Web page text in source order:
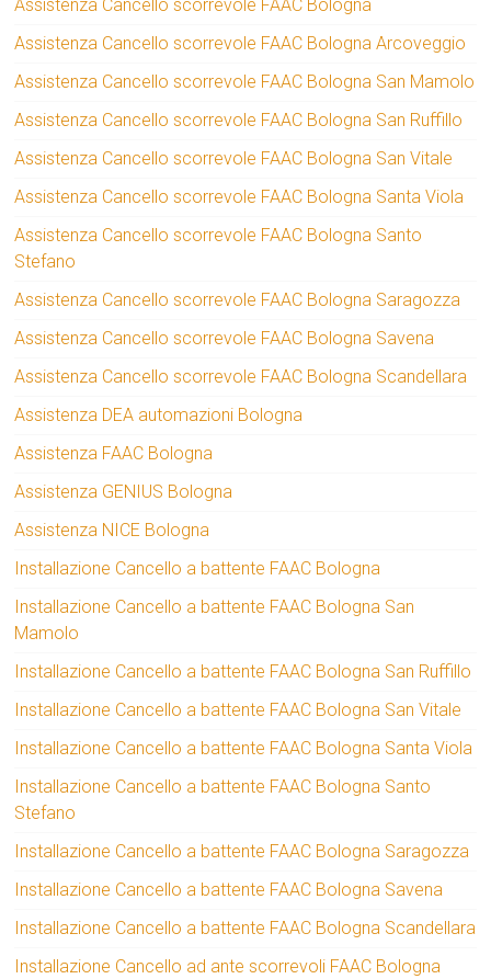
Assistenza Cancello scorrevole FAAC Bologna
Assistenza Cancello scorrevole FAAC Bologna Arcoveggio
Assistenza Cancello scorrevole FAAC Bologna San Mamolo
Assistenza Cancello scorrevole FAAC Bologna San Ruffillo
Assistenza Cancello scorrevole FAAC Bologna San Vitale
Assistenza Cancello scorrevole FAAC Bologna Santa Viola
Assistenza Cancello scorrevole FAAC Bologna Santo
Stefano
Assistenza Cancello scorrevole FAAC Bologna Saragozza
Assistenza Cancello scorrevole FAAC Bologna Savena
Assistenza Cancello scorrevole FAAC Bologna Scandellara
Assistenza DEA automazioni Bologna
Assistenza FAAC Bologna
Assistenza GENIUS Bologna
Assistenza NICE Bologna
Installazione Cancello a battente FAAC Bologna
Installazione Cancello a battente FAAC Bologna San
Mamolo
Installazione Cancello a battente FAAC Bologna San Ruffillo
Installazione Cancello a battente FAAC Bologna San Vitale
Installazione Cancello a battente FAAC Bologna Santa Viola
Installazione Cancello a battente FAAC Bologna Santo
Stefano
Installazione Cancello a battente FAAC Bologna Saragozza
Installazione Cancello a battente FAAC Bologna Savena
Installazione Cancello a battente FAAC Bologna Scandellara
Installazione Cancello ad ante scorrevoli FAAC Bologna